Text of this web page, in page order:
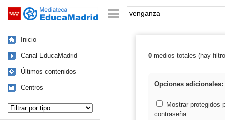
Saltar navegación Palabra o frase:
Inicio
Canal EducaMadrid
Últimos contenidos
Centros
Resultados de:
0medios totales (hay
Opciones adicionales:
Mostrar protegidos
contraseña